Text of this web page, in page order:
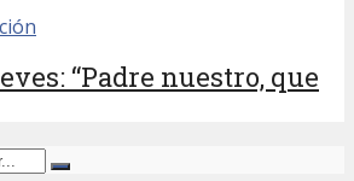
“Padre nuestro, que